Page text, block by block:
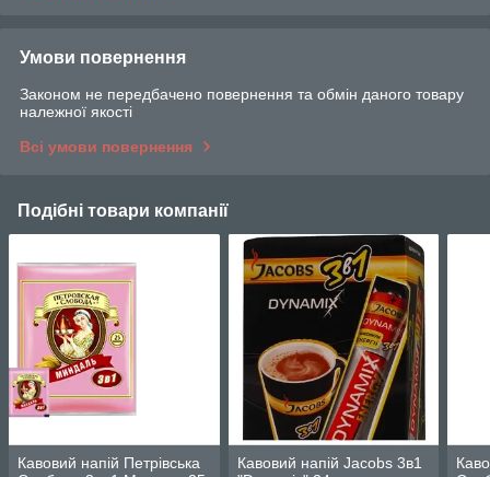
Умови повернення
Законом не передбачено повернення та обмін даного товару
належної якості
Всі умови повернення
Подібні товари компанії
Кавовий напій Петрівська
Кавовий напій Jacobs 3в1